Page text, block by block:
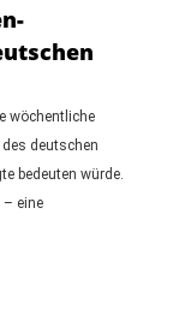
wöchentliche
deutschen
bedeuten würde.
– eine